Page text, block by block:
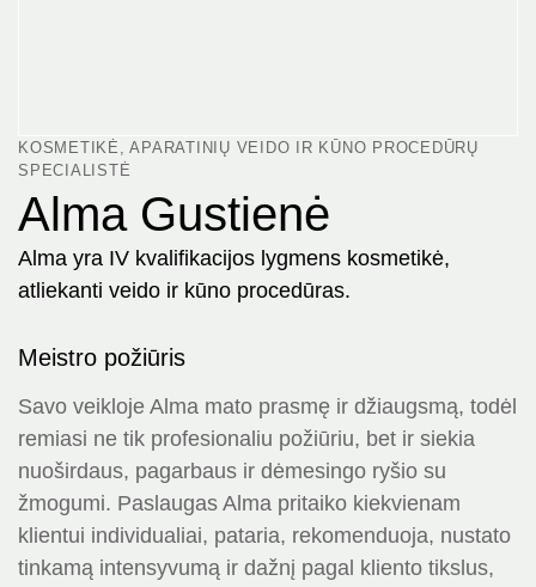
KOSMETIKĖ, APARATINIŲ VEIDO IR KŪNO PROCEDŪRŲ
SPECIALISTĖ
Alma Gustienė
Alma yra IV kvalifikacijos lygmens kosmetikė,
atliekanti veido ir kūno procedūras.
Meistro požiūris
Savo veikloje Alma mato prasmę ir džiaugsmą, todėl
remiasi ne tik profesionaliu požiūriu, bet ir siekia
nuoširdaus, pagarbaus ir dėmesingo ryšio su
žmogumi. Paslaugas Alma pritaiko kiekvienam
klientui individualiai, pataria, rekomenduoja, nustato
tinkamą intensyvumą ir dažnį pagal kliento tikslus,